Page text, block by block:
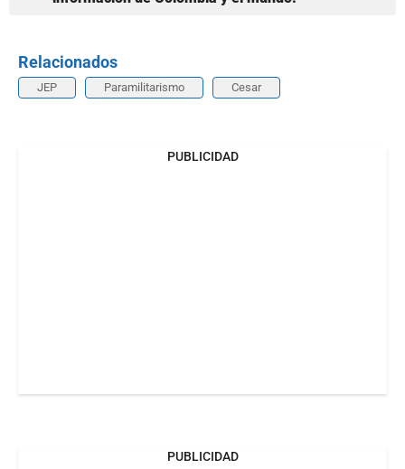
Relacionados
JEP Paramilitarismo Cesar
PUBLICIDAD
PUBLICIDAD